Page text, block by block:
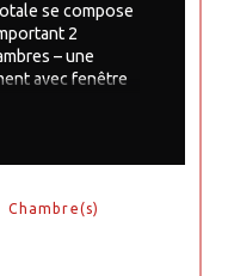
Chambre(s)
se compose
2
– une
avec fenêtre